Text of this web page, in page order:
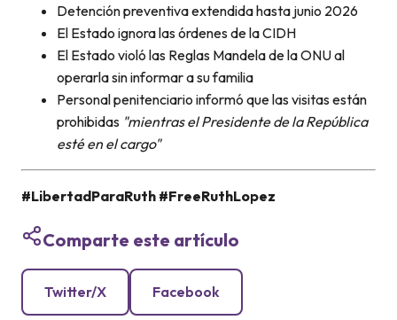
Detención preventiva extendida hasta junio 2026
El Estado ignora las órdenes de la CIDH
El Estado violó las Reglas Mandela de la ONU al
operarla sin informar a su familia
Personal penitenciario informó que las visitas están
prohibidas "mientras el Presidente de la República
esté en el cargo"
#LibertadParaRuth #FreeRuthLopez
Comparte este artículo
Twitter/X Facebook